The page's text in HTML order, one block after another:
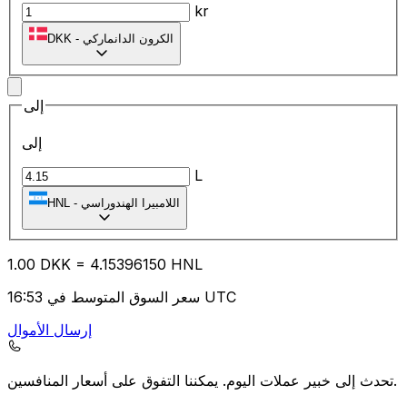
kr
DKK - الكرون الدانماركي
إلى
إلى
L
HNL - اللامبيرا الهندوراسي
1.00 DKK = 4.15396150 HNL
سعر السوق المتوسط في 16:53 UTC
إرسال الأموال
تحدث إلى خبير عملات اليوم.يمكننا التفوق على أسعار المنافسين.